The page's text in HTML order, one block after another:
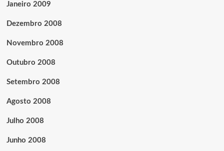
Janeiro 2009
Dezembro 2008
Novembro 2008
Outubro 2008
Setembro 2008
Agosto 2008
Julho 2008
Junho 2008